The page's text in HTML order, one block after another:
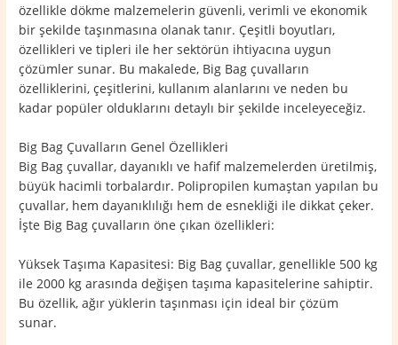
özellikle dökme malzemelerin güvenli, verimli ve ekonomik
bir şekilde taşınmasına olanak tanır. Çeşitli boyutları,
özellikleri ve tipleri ile her sektörün ihtiyacına uygun
çözümler sunar. Bu makalede, Big Bag çuvalların
özelliklerini, çeşitlerini, kullanım alanlarını ve neden bu
kadar popüler olduklarını detaylı bir şekilde inceleyeceğiz.
Big Bag Çuvalların Genel Özellikleri
Big Bag çuvallar, dayanıklı ve hafif malzemelerden üretilmiş,
büyük hacimli torbalardır. Polipropilen kumaştan yapılan bu
çuvallar, hem dayanıklılığı hem de esnekliği ile dikkat çeker.
İşte Big Bag çuvalların öne çıkan özellikleri:
Yüksek Taşıma Kapasitesi: Big Bag çuvallar, genellikle 500 kg
ile 2000 kg arasında değişen taşıma kapasitelerine sahiptir.
Bu özellik, ağır yüklerin taşınması için ideal bir çözüm
sunar.